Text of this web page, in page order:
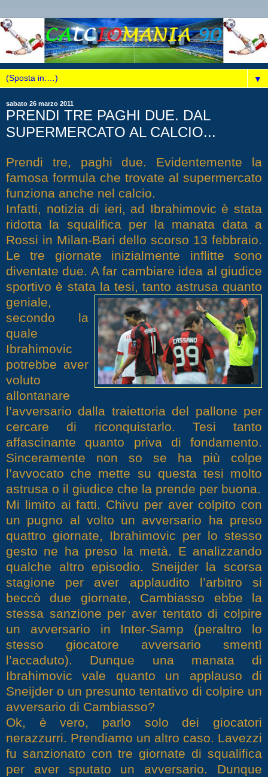
▼
sabato 26 marzo 2011
PRENDI TRE PAGHI DUE. DAL
SUPERMERCATO AL CALCIO...
Prendi tre, paghi due. Evidentemente la
famosa formula che trovate al supermercato
funziona anche nel calcio.
Infatti, notizia di ieri, ad Ibrahimovic è stata
ridotta la squalifica per la manata data a
Rossi in Milan-Bari dello scorso 13 febbraio.
Le tre giornate inizialmente inflitte sono
diventate due. A far cambiare idea al giudice
sportivo è stata la tesi, tanto astrusa quanto
geniale,
secondo la
quale
Ibrahimovic
potrebbe aver
voluto
allontanare
l’avversario dalla traiettoria del pallone per
cercare di riconquistarlo. Tesi tanto
affascinante quanto priva di fondamento.
Sinceramente non so se ha più colpe
l’avvocato che mette su questa tesi molto
astrusa o il giudice che la prende per buona.
Mi limito ai fatti. Chivu per aver colpito con
un pugno al volto un avversario ha preso
quattro giornate, Ibrahimovic per lo stesso
gesto ne ha preso la metà. E analizzando
qualche altro episodio. Sneijder la scorsa
stagione per aver applaudito l’arbitro si
beccò due giornate, Cambiasso ebbe la
stessa sanzione per aver tentato di colpire
un avversario in Inter-Samp (peraltro lo
stesso giocatore avversario smentì
l’accaduto). Dunque una manata di
Ibrahimovic vale quanto un applauso di
Sneijder o un presunto tentativo di colpire un
avversario di Cambiasso?
Ok, è vero, parlo solo dei giocatori
nerazzurri. Prendiamo un altro caso. Lavezzi
fu sanzionato con tre giornate di squalifica
per aver sputato un avversario. Dunque